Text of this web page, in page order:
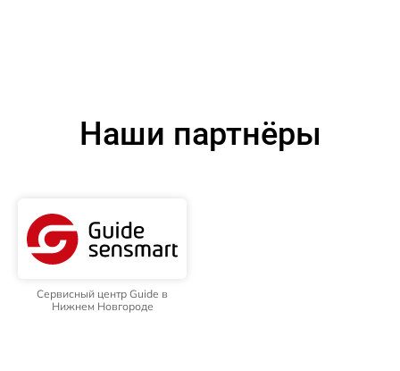
Наши партнёры
Сервисный центр Guide в
Нижнем Новгороде